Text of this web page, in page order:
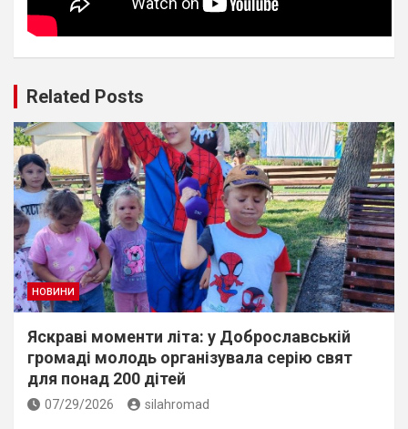
Related Posts
НОВИНИ
Яскраві моменти літа: у Доброславській
громаді молодь організувала серію свят
для понад 200 дітей
07/29/2026 silahromad